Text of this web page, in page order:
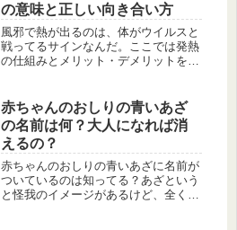
の意味と正しい向き合い方
風邪で熱が出るのは、体がウイルスと
戦ってるサインなんだ。ここでは発熱
の仕組みとメリット・デメリットを分
赤ちゃんのおしりの青いあざ
の名前は何？大人になれば消
えるの？
赤ちゃんのおしりの青いあざに名前が
ついているのは知ってる？あざという
と怪我のイメージがあるけど、全く別